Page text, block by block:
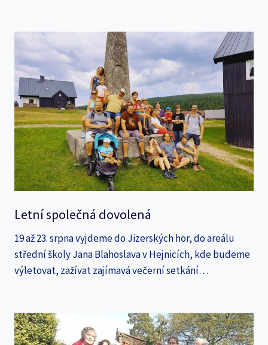
Letní společná dovolená
19 až 23. srpna vyjdeme do Jizerských hor, do areálu
střední školy Jana Blahoslava v Hejnicích, kde budeme
výletovat, zažívat zajímavá večerní setkání…